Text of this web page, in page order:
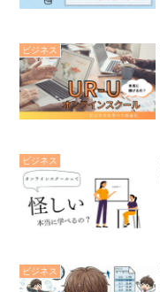
ビジネス
ビジネス
ビジネス